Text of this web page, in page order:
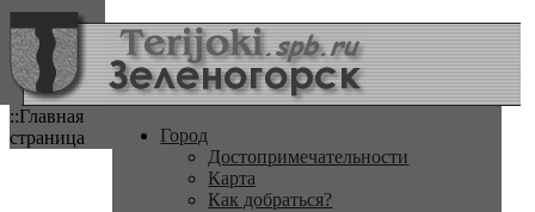
::Главная
страница
Город
Достопримечательности
Карта
Как добраться?